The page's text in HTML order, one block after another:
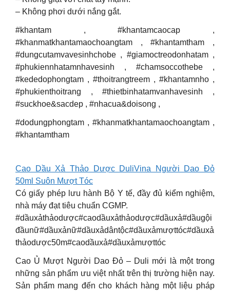
– Không phơi dưới nắng gắt.
#khantam , #khantamcaocap ,
#khanmatkhantamaochoangtam , #khantamtham ,
#dungcutamvavesinhchobe , #giamoctreodonhatam ,
#phukiennhatamnhavesinh , #chamsoccothebe ,
#kededophongtam , #thoitrangtreem , #khantamnho ,
#phukienthoitrang , #thietbinhatamvanhavesinh ,
#suckhoe&sacdep , #nhacua&doisong ,
#dodungphongtam , #khanmatkhantamaochoangtam ,
#khantamtham
Cao Dầu Xả Thảo Dược DuliVina Người Dao Đỏ
50ml Suôn Mượt Tóc
Có giấy phép lưu hành Bộ Y tế, đầy đủ kiểm nghiệm,
nhà máy đạt tiêu chuẩn CGMP.
#dầuxảthảodược#caodầuxảthảodược#dầuxả#dầugội
đầunữ#dầuxảnữ#dầuxảdântộc#dầuxảmượttóc#dầuxả
thảodược50m#caodầuxả#dầuxảmượttóc
Cao Ủ Mượt Người Dao Đỏ – Duli mới là một trong
những sản phẩm ưu việt nhất trên thị trường hiện nay.
Sản phẩm mang đến cho khách hàng một liệu pháp